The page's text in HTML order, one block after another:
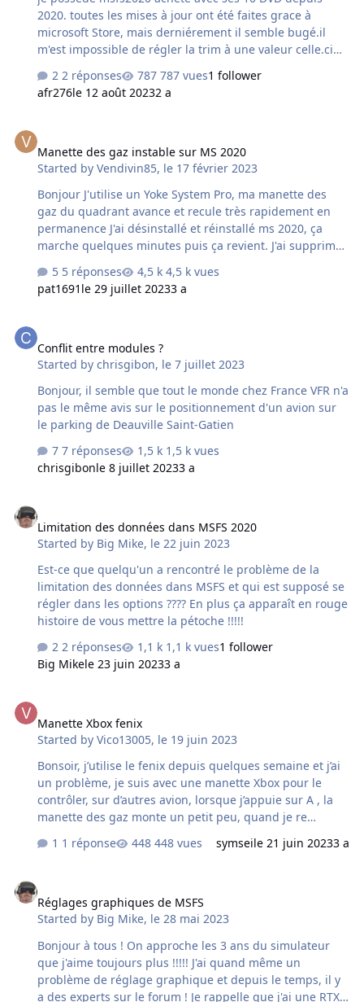
2020. toutes les mises à jour ont été faites grace à
microsoft Store, mais derniérement il semble bugé.il
m'est impossible de régler la trim à une valeur celle.ci
est bien commande mais revient systématiquement à la
valeur d' ouverture de l'avion peut importe l'avion. les
commandes de volets ne fonctionnent pas non plus. J'ai
nouveau PC neuf win11. Mais je retrouve les mèmes
problèmes avec ce nouveau PC ( msfs2020 inserviable
""TRIM et volets non réglables "" peut importe l'avion
Remarque en Pilotage …
2 réponses 787 vues1 follower
afr276le 12 août 20232 a
Manette des gaz instable sur MS 2020
Started byVendivin85, le 17 février 2023
Bonjour J'utilise un Yoke System Pro, ma manette des
gaz du quadrant avance et recule très rapidement en
permanence J'ai désinstallé et réinstallé ms 2020, ça
marche quelques minutes puis ça revient. J'ai supprimé
le driver puis réinstaller ça ne change rien. Tous les
avions sont affectés. Je ne sais plus quoi faire.
5 réponses
4,5 k vues
pat1691 le 29 juillet 20233 a
Conflit entre modules ?
Started bychrisgibon, le 7 juillet 2023
Bonjour, il semble que tout le monde chez France VFR n'a
pas le même avis sur le positionnement d'un avion sur
le parking de Deauville Saint-Gatien
7 réponses
1,5 k vues
chrisgibonle 8 juillet 20233 a
Limitation des données dans MSFS 2020
Started by Big Mike, le 22 juin 2023
Est-ce que quelqu'un a rencontré le problème de la
limitation des données dans MSFS et qui est supposé se
régler dans les options ???? En plus ça apparaît en rouge
histoire de vous mettre la pétoche !!!!!
2 réponses
1,1 k vues1 follower
Big Mikele 23 juin 20233 a
Manette Xbox fenix
Started byVico13005, le 19 juin 2023
Bonsoir, j’utilise le fenix depuis quelques semaine et j’ai
un problème, je suis avec une manette Xbox pour le
contrôler, sur d’autres avion, lorsque j’appuie sur A , la
manette des gaz monte un petit peu, quand je re
appuie, elle augmente encore un peu… etc seulement,
avec le fenix, lorsque j’appuie sur A , la manette des gaz
quelqu’un sait comment remédier à ce problème ? Merci
d’avance et bonne soirée
1 réponse 448 vues symseile 21 juin 20233 a
Réglages graphiques de MSFS
Started by Big Mike, le 28 mai 2023
Bonjour à tous ! On approche les 3 ans du simulateur
que j'aime toujours plus !!!!! J'ai quand même un
problème de réglage graphique et depuis le temps, il y
a des experts sur le forum ! Je rappelle que j'ai une RTX